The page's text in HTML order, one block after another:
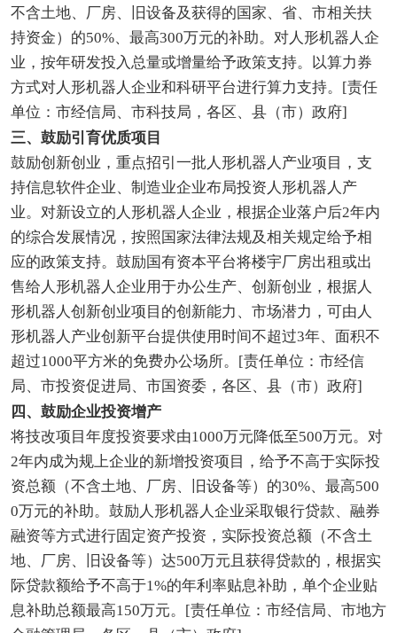
不含土地、厂房、旧设备及获得的国家、省、市相关扶
持资金）的50%、最高300万元的补助。对人形机器人企
业，按年研发投入总量或增量给予政策支持。以算力券
方式对人形机器人企业和科研平台进行算力支持。[责任
单位：市经信局、市科技局，各区、县（市）政府]
三、鼓励引育优质项目
鼓励创新创业，重点招引一批人形机器人产业项目，支
持信息软件企业、制造业企业布局投资人形机器人产
业。对新设立的人形机器人企业，根据企业落户后2年内
的综合发展情况，按照国家法律法规及相关规定给予相
应的政策支持。鼓励国有资本平台将楼宇厂房出租或出
售给人形机器人企业用于办公生产、创新创业，根据人
形机器人创新创业项目的创新能力、市场潜力，可由人
形机器人产业创新平台提供使用时间不超过3年、面积不
超过1000平方米的免费办公场所。[责任单位：市经信
局、市投资促进局、市国资委，各区、县（市）政府]
四、鼓励企业投资增产
将技改项目年度投资要求由1000万元降低至500万元。对
2年内成为规上企业的新增投资项目，给予不高于实际投
资总额（不含土地、厂房、旧设备等）的30%、最高500
0万元的补助。鼓励人形机器人企业采取银行贷款、融券
融资等方式进行固定资产投资，实际投资总额（不含土
地、厂房、旧设备等）达500万元且获得贷款的，根据实
际贷款额给予不高于1%的年利率贴息补助，单个企业贴
息补助总额最高150万元。[责任单位：市经信局、市地方